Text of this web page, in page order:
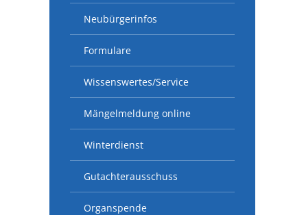
Neubürgerinfos
Formulare
Wissenswertes/Service
Mängelmeldung online
Winterdienst
Gutachterausschuss
Organspende